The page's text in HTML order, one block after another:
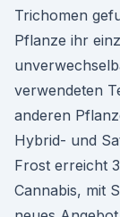
Trichomen
Pflanze ihr
verwendeten
anderen
Hybrid- und
Frost erreicht
Cannabis, mit